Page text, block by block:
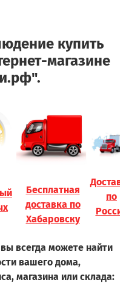
купить
магазине
Бесплатная
доставка по
Хабаровску
по
России
всегда можете найти
вашего дома,
магазина или склада: